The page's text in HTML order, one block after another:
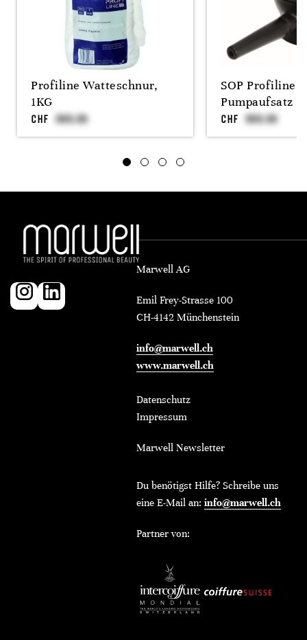
Profiline Watteschnur,
1KG
CHF
SOP Profiline
Pumpaufsatz
CHF
Marwell AG
Emil Frey-Strasse 100
CH-4142 Münchenstein
info@marwell.ch
www.marwell.ch
Datenschutz
Impressum
Marwell Newsletter
Du benötigst Hilfe? Schreibe uns
eine E-Mail an: info@marwell.ch
Partner von: